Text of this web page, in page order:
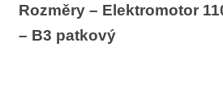
Rozměry – Elektromotor
– B3 patkový